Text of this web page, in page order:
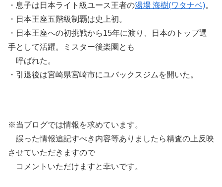
・息子は日本ライト級ユース王者の湯場 海樹(ワタナベ)。
・日本王座五階級制覇は史上初。
・日本王座への初挑戦から15年に渡り、日本のトップ選
手として活躍。ミスター後楽園とも
呼ばれた。
・引退後は宮崎県宮崎市にユバックスジムを開いた。
※当ブログでは情報を求めています。
誤った情報追記すべき内容等ありましたら精査の上反映
させていただきますので
コメントいただけますと幸いです。